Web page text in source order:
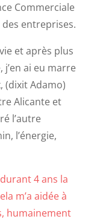
Commerciale
des entreprises.
et après plus
j’en ai eu marre
(dixit Adamo)
Alicante et
l’autre
l’énergie,
4 ans la
m’a aidée à
humainement